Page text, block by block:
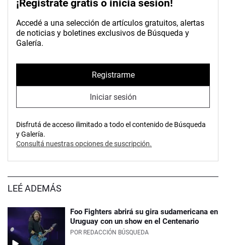
¡Registrate gratis o inicia sesión!
Accedé a una selección de artículos gratuitos, alertas
de noticias y boletines exclusivos de Búsqueda y
Galería.
Registrarme
Iniciar sesión
Disfrutá de acceso ilimitado a todo el contenido de Búsqueda
y Galería.
Consultá nuestras opciones de suscripción.
LEÉ ADEMÁS
Foo Fighters abrirá su gira sudamericana en
Uruguay con un show en el Centenario
POR REDACCIÓN BÚSQUEDA